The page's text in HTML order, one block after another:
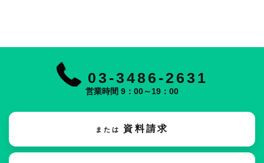
03-3486-2631
営業時間 9：00～19：00
または 資料請求